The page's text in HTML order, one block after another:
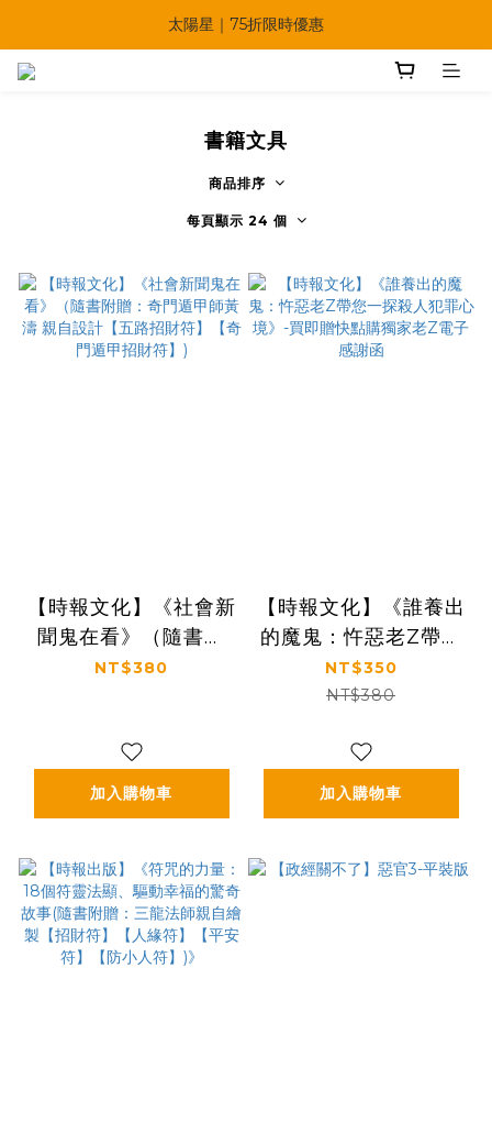
🔥父親節多重優惠一次享！
太陽星｜75折限時優惠
書籍文具
商品排序
每頁顯示 24 個
【時報文化】《社會新
聞鬼在看》（隨書附
贈：奇門遁甲師黃濤
符】)
NT$380
加入購物車
【時報文化】《誰養出
的魔鬼：忤惡老Z帶您
一探殺人犯罪心境》-
買即贈快點購獨家老Z
NT$350
NT$380
加入購物車